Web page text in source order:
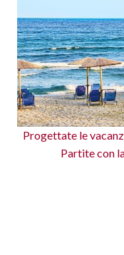
Progettate le
Partite con